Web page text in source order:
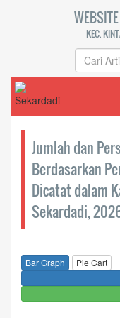
KEC.
Jumlah dan
Berdasarkan
Dicatat dalam
Sekardadi,
Bar Graph
Pie Cart